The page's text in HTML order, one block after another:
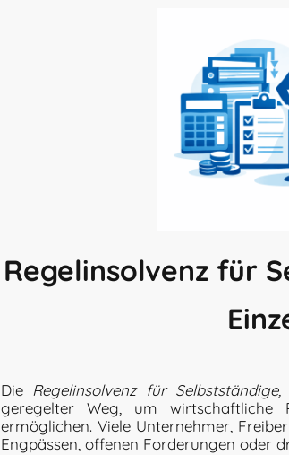
Regelinsolvenz für
Die Regelinsolvenz für
geregelter Weg, um
ermöglichen. Viele Unternehmer,
Engpässen, offenen Forderungen oder